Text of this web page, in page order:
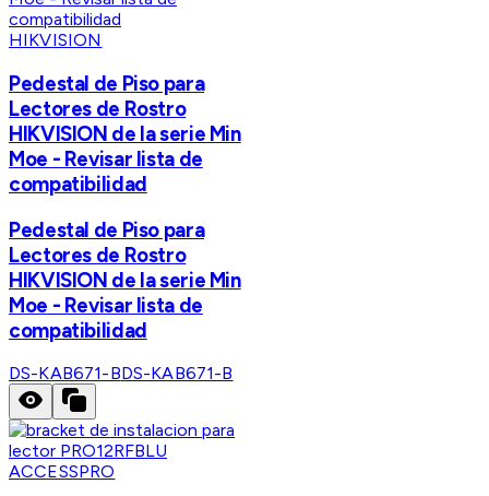
HIKVISION
Pedestal de Piso para
Lectores de Rostro
HIKVISION de la serie Min
Moe - Revisar lista de
compatibilidad
Pedestal de Piso para
Lectores de Rostro
HIKVISION de la serie Min
Moe - Revisar lista de
compatibilidad
DS-KAB671-BDS-KAB671-B
ACCESSPRO